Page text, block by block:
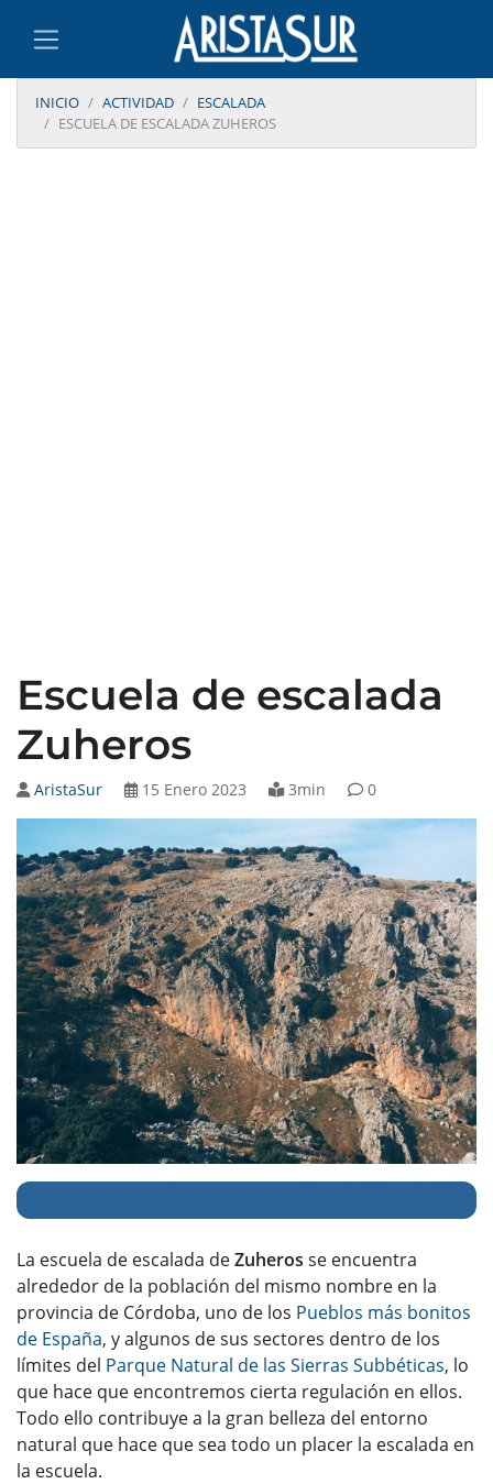
INICIO ACTIVIDAD
ESCALADA
ESCUELA DE ESCALADA ZUHEROS
Escuela de escalada
Zuheros
AristaSur 15 Enero 2023 3min 0
La escuela de escalada deZuheros se encuentra
alrededor de la población del mismo nombre en la
provincia de Córdoba, uno de los Pueblos más bonitos
de España, y algunos de sus sectores dentro de los
límites del Parque Natural de las Sierras Subbéticas, lo
que hace que encontremos cierta regulación en ellos.
Todo ello contribuye a la gran belleza del entorno
natural que hace que sea todo un placer la escalada en
la escuela.